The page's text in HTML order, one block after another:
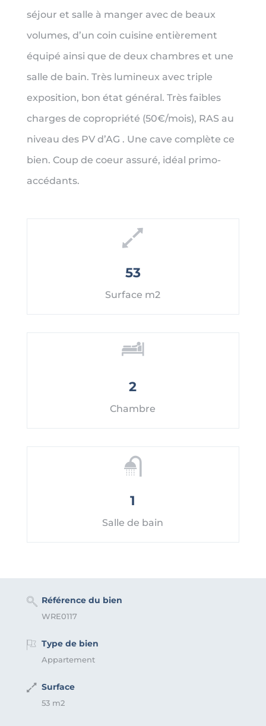
séjour et salle à manger avec de beaux
volumes, d’un coin cuisine entièrement
équipé ainsi que de deux chambres et une
salle de bain. Très lumineux avec triple
exposition, bon état général. Très faibles
charges de copropriété (50€/mois), RAS au
niveau des PV d’AG . Une cave complète ce
bien. Coup de coeur assuré, idéal primo-
accédants.
53
Surface m2
2
Chambre
1
Salle de bain
Référence du bien
WRE0117
Type de bien
Appartement
Surface
53 m2